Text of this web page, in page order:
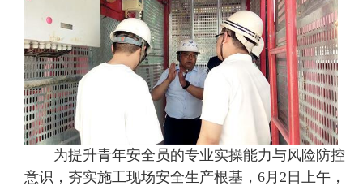
为提升青年安全员的专业实操能力与风险防控
意识，夯实施工现场安全生产根基，6月2日上午，